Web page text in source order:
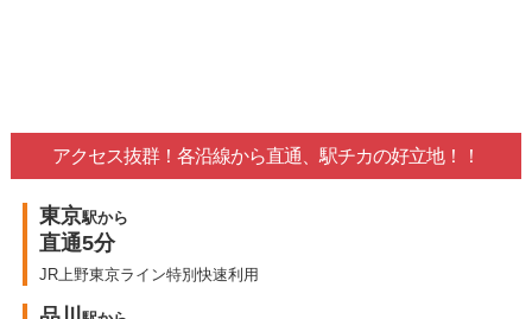
アクセス抜群！各沿線から直通、駅チカの好立地！！
東京駅から
直通5分
JR上野東京ライン特別快速利用